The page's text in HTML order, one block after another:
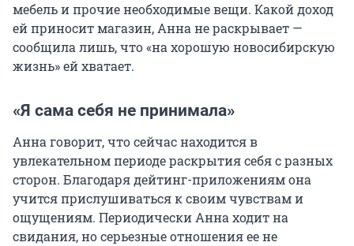
мебель и прочие необходимые вещи. Какой доход
ей приносит магазин, Анна не раскрывает —
сообщила лишь, что «на хорошую новосибирскую
жизнь» ей хватает.
«Я сама себя не принимала»
Анна говорит, что сейчас находится в
увлекательном периоде раскрытия себя с разных
сторон. Благодаря дейтинг-приложениям она
учится прислушиваться к своим чувствам и
ощущениям. Периодически Анна ходит на
свидания, но серьезные отношения ее не